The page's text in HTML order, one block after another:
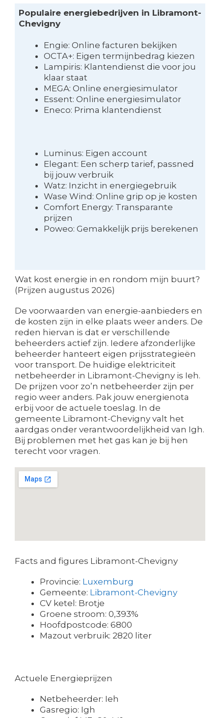
Populaire energiebedrijven in Libramont-
Chevigny
Engie: Online facturen bekijken
OCTA+: Eigen termijnbedrag kiezen
Lampiris: Klantendienst die voor jou
klaar staat
MEGA: Online energiesimulator
Essent: Online energiesimulator
Eneco: Prima klantendienst
Luminus: Eigen account
Elegant: Een scherp tarief, passned
bij jouw verbruik
Watz: Inzicht in energiegebruik
Wase Wind: Online grip op je kosten
Comfort Energy: Transparante
prijzen
Poweo: Gemakkelijk prijs berekenen
Wat kost energie in en rondom mijn buurt?
(Prijzen augustus 2026)
De voorwaarden van energie-aanbieders en
de kosten zijn in elke plaats weer anders. De
reden hiervan is dat er verschillende
beheerders actief zijn. Iedere afzonderlijke
beheerder hanteert eigen prijsstrategieën
voor transport. De huidige elektriciteit
netbeheerder in Libramont-Chevigny is Ieh.
De prijzen voor zo’n netbeheerder zijn per
regio weer anders. Pak jouw energienota
erbij voor de actuele toeslag. In de
gemeente Libramont-Chevigny valt het
aardgas onder verantwoordelijkheid van Igh.
Bij problemen met het gas kan je bij hen
terecht voor vragen.
Facts and figures Libramont-Chevigny
Provincie: Luxemburg
Gemeente: Libramont-Chevigny
CV ketel: Brotje
Groene stroom: 0,393%
Hoofdpostcode: 6800
Mazout verbruik: 2820 liter
Actuele Energieprijzen
Netbeheerder: Ieh
Gasregio: Igh